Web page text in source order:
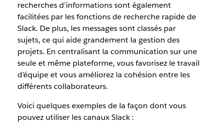
recherches d’informations sont également
facilitées par les fonctions de recherche rapide de
Slack. De plus, les messages sont classés par
sujets, ce qui aide grandement la gestion des
projets. En centralisant la communication sur une
seule et même plateforme, vous favorisez le travail
d’équipe et vous améliorez la cohésion entre les
différents collaborateurs.
Voici quelques exemples de la façon dont vous
pouvez utiliser les canaux Slack :